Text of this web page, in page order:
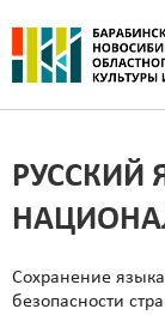
РУССКИЙ
Сохранение языка
безопасности